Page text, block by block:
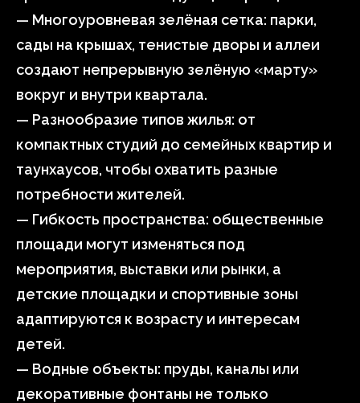
— Многоуровневая зелёная сетка: парки,
сады на крышах, тенистые дворы и аллеи
создают непрерывную зелёную «марту»
вокруг и внутри квартала.
— Разнообразие типов жилья: от
компактных студий до семейных квартир и
таунхаусов, чтобы охватить разные
потребности жителей.
— Гибкость пространства: общественные
площади могут изменяться под
мероприятия, выставки или рынки, а
детские площадки и спортивные зоны
адаптируются к возрасту и интересам
детей.
— Водные объекты: пруды, каналы или
декоративные фонтаны не только